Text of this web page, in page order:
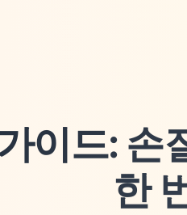
이드: 손
한